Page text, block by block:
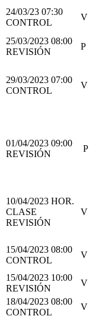
24/03/23 07:30
CONTROL
V
25/03/2023 08:00
REVISIÓN
P
29/03/2023 07:00
CONTROL
V
01/04/2023 09:00
REVISIÓN
P
10/04/2023 HOR.
CLASE
REVISIÓN
V
15/04/2023 08:00
CONTROL
V
15/04/2023 10:00
REVISIÓN
V
18/04/2023 08:00
CONTROL
V